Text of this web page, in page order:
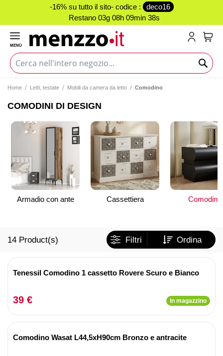
-16% su tutto il sito- codice :
deco16
Restano 03g 08h 09min 38s
MENÙ
Home Letti, testate Mobili da camera da letto Comodino
COMODINI DI DESIGN
Armadio con ante Cassettiera Comodino
14 Product(s) Filtri Ordina
Tenessil Comodino 1 cassetto Rovere Scuro e Bianco
39 € In magazzino
Comodino Wasat L44,5xH90cm Bronzo e antracite